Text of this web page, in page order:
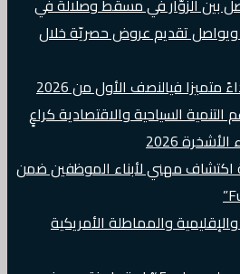
بين الزوّار في مسقط وصلالة في
ويواصل تقديم عروض حصريّة خلال
متميزا فيالنصف الأول من 2026
السياحية والاقتصادية كراعٍ
2026
مهني لأبناء الموظفين ضمن
والمماطلة الأمريكية